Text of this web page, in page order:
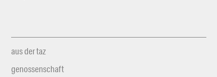
aus der taz
genossenschaft